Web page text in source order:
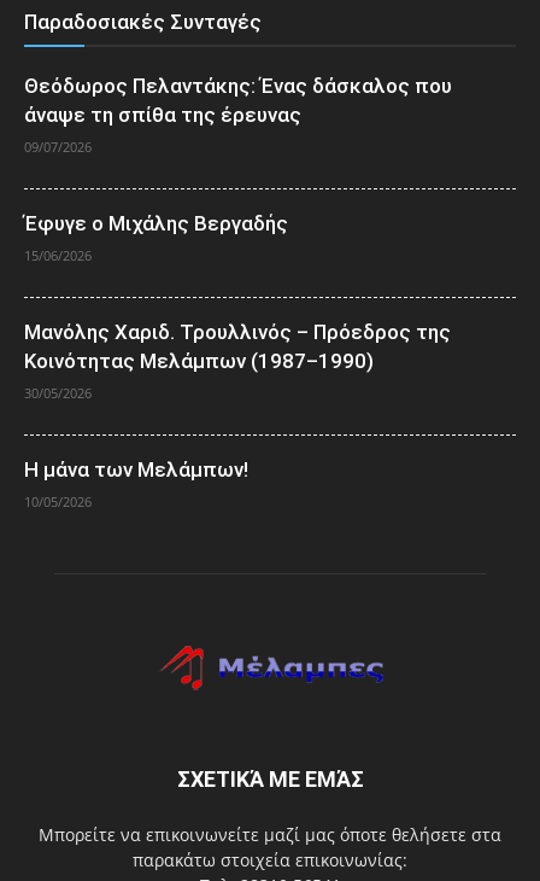
Παραδοσιακές Συνταγές
Θεόδωρος Πελαντάκης: Ένας δάσκαλος που
άναψε τη σπίθα της έρευνας
09/07/2026
Έφυγε ο Μιχάλης Βεργαδής
15/06/2026
Μανόλης Χαριδ. Τρουλλινός – Πρόεδρος της
Κοινότητας Μελάμπων (1987–1990)
30/05/2026
Η μάνα των Μελάμπων!
10/05/2026
ΣΧΕΤΙΚΆ ΜΕ ΕΜΆΣ
Μπορείτε να επικοινωνείτε μαζί μας όποτε θελήσετε στα
παρακάτω στοιχεία επικοινωνίας: